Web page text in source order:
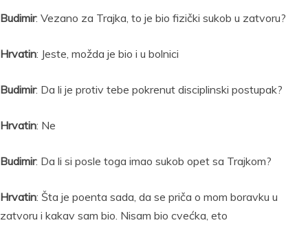
Budimir: Vezano za Trajka, to je bio fizički sukob u zatvoru?
Hrvatin: Jeste, možda je bio i u bolnici
Budimir: Da li je protiv tebe pokrenut disciplinski postupak?
Hrvatin: Ne
Budimir: Da li si posle toga imao sukob opet sa Trajkom?
Hrvatin: Šta je poenta sada, da se priča o mom boravku u
zatvoru i kakav sam bio. Nisam bio cvećka, eto